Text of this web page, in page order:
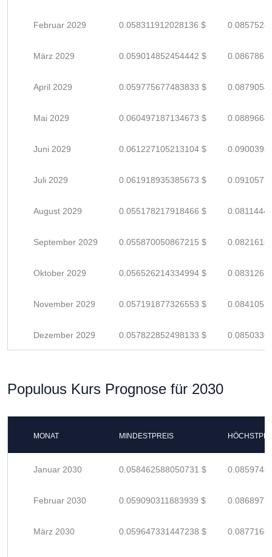
Februar 2029 0.058311912028136 $
März 2029 0.059014852454442 $
April 2029 0.059775677483833 $
Mai 2029 0.060497187134673 $
Juni 2029 0.061227105213104 $
Juli 2029 0.061918935385673 $
August 2029 0.055178217918466 $
September 2029 0.055870050867215 $
Oktober 2029 0.056526214334994 $
November 2029 0.057191877326553 $
Dezember 2029 0.057822852498133 $
Populous Kurs Prognose für 2030
MONAT MINDESTPREIS
Januar 2030 0.058462588050731 $
Februar 2030 0.059090311883939 $
März 2030 0.059647331447238 $